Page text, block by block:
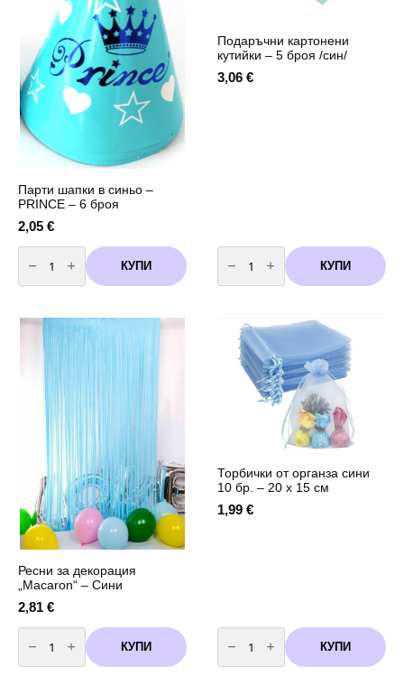
Парти шапки в синьо –
PRINCE – 6 броя
2,05 €
количество
за
Парти
шапки
-
PRINCE
КУПИ
Подаръчни картонени
кутийки – 5 броя /син/
3,06 €
количество
за
Подаръчни
картонени
броя
син/
КУПИ
Ресни за декорация
„Macaron“ – Сини
2,81 €
количество
за
Ресни
за
КУПИ
Торбички от органза сини
10 бр. – 20 x 15 см
1,99 €
количество
за
Торбички
от
КУПИ